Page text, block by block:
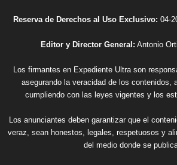
Reserva de Derechos al Uso Exclusivo: 04-
Editor y Director General: Antonio
Los firmantes en Expediente Ultra son
asegurando la veracidad de los contenidos,
cumpliendo con las leyes vigentes y los
Los anunciantes deben garantizar que el
veraz, sean honestos, legales, respetuosos y
del medio donde se